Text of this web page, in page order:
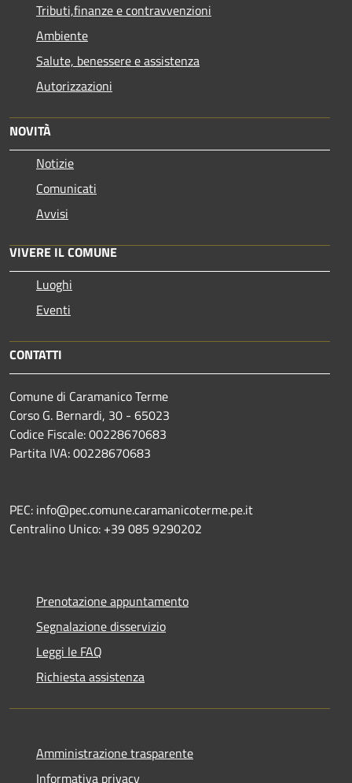
Tributi,finanze e contravvenzioni
Ambiente
Salute, benessere e assistenza
Autorizzazioni
NOVITÀ
Notizie
Comunicati
Avvisi
VIVERE IL COMUNE
Luoghi
Eventi
CONTATTI
Comune di Caramanico Terme
Corso G. Bernardi, 30 - 65023
Codice Fiscale: 00228670683
Partita IVA: 00228670683
PEC: info@pec.comune.caramanicoterme.pe.it
Centralino Unico: +39 085 9290202
Prenotazione appuntamento
Segnalazione disservizio
Leggi le FAQ
Richiesta assistenza
Amministrazione trasparente
Informativa privacy